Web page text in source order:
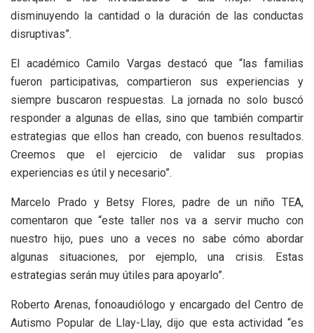
disminuyendo la cantidad o la duración de las conductas
disruptivas”.
El académico Camilo Vargas destacó que “las familias
fueron participativas, compartieron sus experiencias y
siempre buscaron respuestas. La jornada no solo buscó
responder a algunas de ellas, sino que también compartir
estrategias que ellos han creado, con buenos resultados.
Creemos que el ejercicio de validar sus propias
experiencias es útil y necesario”.
Marcelo Prado y Betsy Flores, padre de un niño TEA,
comentaron que “este taller nos va a servir mucho con
nuestro hijo, pues uno a veces no sabe cómo abordar
algunas situaciones, por ejemplo, una crisis. Estas
estrategias serán muy útiles para apoyarlo”.
Roberto Arenas, fonoaudiólogo y encargado del Centro de
Autismo Popular de Llay-Llay, dijo que esta actividad “es